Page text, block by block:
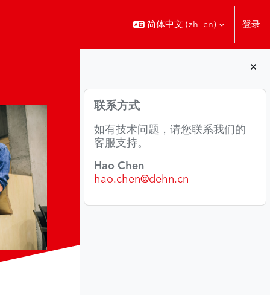
简体中文 ‎(zh_cn)‎ 登录
版块
跳过 联系方式
联系方式
如有技术问题，请您联系我们的
客服支持。
Hao Chen
hao.chen@dehn.cn